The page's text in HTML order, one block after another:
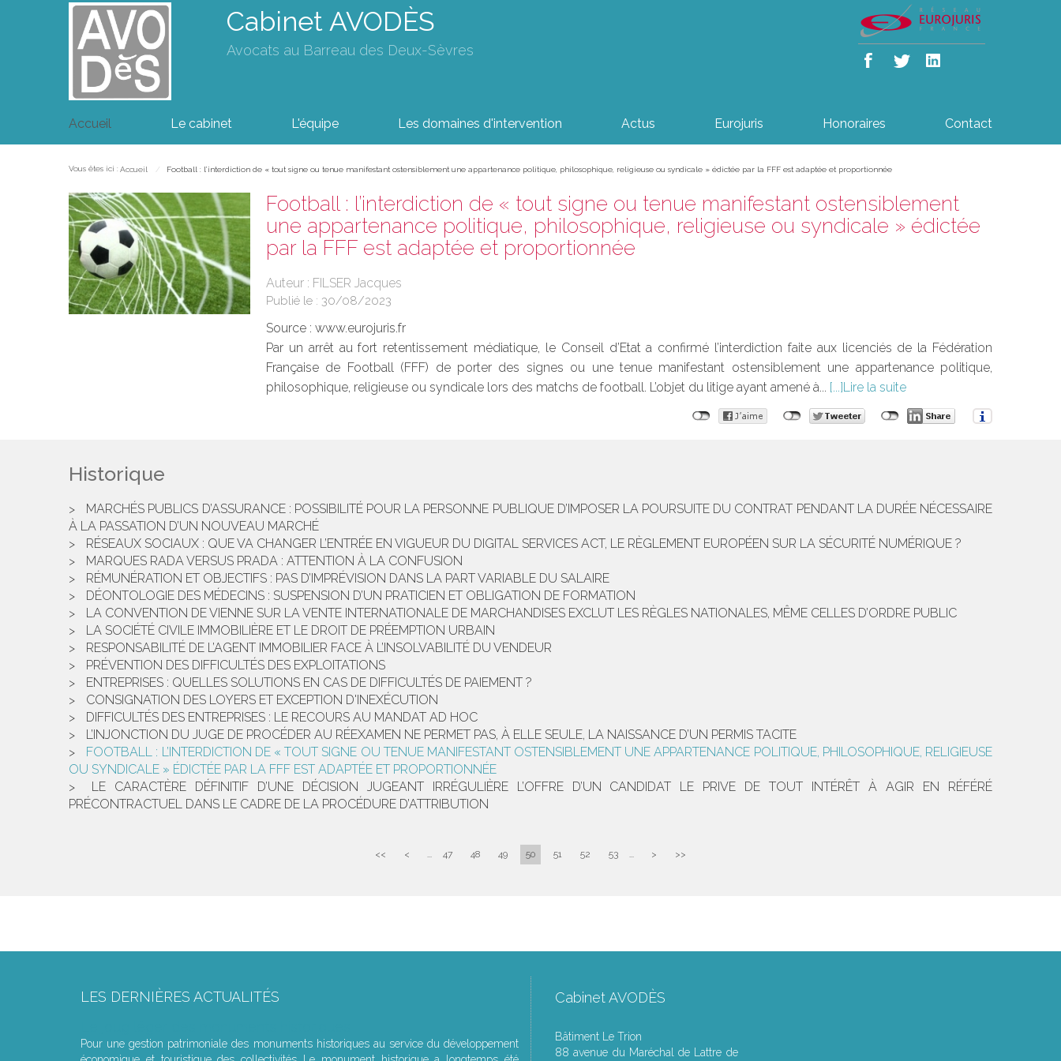
Cabinet AVODÈS
Avocats au Barreau des Deux-Sèvres
Accueil Le cabinet L'équipe Les domaines d'intervention Actus Eurojuris Honoraires Contact
Vous êtes ici : Accueil Football : l’interdiction de « tout signe ou tenue manifestant ostensiblement une appartenance politique, philosophique, religieuse ou syndicale » édictée par la FFF est adaptée et proportionnée
Football : l’interdiction de « tout signe ou tenue manifestant ostensiblement
une appartenance politique, philosophique, religieuse ou syndicale » édictée
par la FFF est adaptée et proportionnée
Auteur : FILSER Jacques
Publié le : 30/08/2023
Source : www.eurojuris.fr
Par un arrêt au fort retentissement médiatique, le Conseil d’Etat a confirmé l’interdiction faite aux licenciés de la Fédération
Française de Football (FFF) de porter des signes ou une tenue manifestant ostensiblement une appartenance politique,
philosophique, religieuse ou syndicale lors des matchs de football. L’objet du litige ayant amené à...
Lire la suite
Historique
MARCHÉS PUBLICS D’ASSURANCE : POSSIBILITÉ POUR LA PERSONNE PUBLIQUE D’IMPOSER LA POURSUITE DU CONTRAT PENDANT LA DURÉE NÉCESSAIRE
À LA PASSATION D’UN NOUVEAU MARCHÉ
RÉSEAUX SOCIAUX : QUE VA CHANGER L’ENTRÉE EN VIGUEUR DU DIGITAL SERVICES ACT, LE RÈGLEMENT EUROPÉEN SUR LA SÉCURITÉ NUMÉRIQUE ?
MARQUES RADA VERSUS PRADA : ATTENTION À LA CONFUSION
RÉMUNÉRATION ET OBJECTIFS : PAS D’IMPRÉVISION DANS LA PART VARIABLE DU SALAIRE
DÉONTOLOGIE DES MÉDECINS : SUSPENSION D’UN PRATICIEN ET OBLIGATION DE FORMATION
LA CONVENTION DE VIENNE SUR LA VENTE INTERNATIONALE DE MARCHANDISES EXCLUT LES RÈGLES NATIONALES, MÊME CELLES D’ORDRE PUBLIC
LA SOCIÉTÉ CIVILE IMMOBILIÈRE ET LE DROIT DE PRÉEMPTION URBAIN
RESPONSABILITÉ DE L’AGENT IMMOBILIER FACE À L’INSOLVABILITÉ DU VENDEUR
PRÉVENTION DES DIFFICULTÉS DES EXPLOITATIONS
ENTREPRISES : QUELLES SOLUTIONS EN CAS DE DIFFICULTÉS DE PAIEMENT ?
CONSIGNATION DES LOYERS ET EXCEPTION D'INEXÉCUTION
DIFFICULTÉS DES ENTREPRISES : LE RECOURS AU MANDAT AD HOC
L’INJONCTION DU JUGE DE PROCÉDER AU RÉEXAMEN NE PERMET PAS, À ELLE SEULE, LA NAISSANCE D’UN PERMIS TACITE
FOOTBALL : L’INTERDICTION DE « TOUT SIGNE OU TENUE MANIFESTANT OSTENSIBLEMENT UNE APPARTENANCE POLITIQUE, PHILOSOPHIQUE, RELIGIEUSE
OU SYNDICALE » ÉDICTÉE PAR LA FFF EST ADAPTÉE ET PROPORTIONNÉE
LE CARACTÈRE DÉFINITIF D’UNE DÉCISION JUGEANT IRRÉGULIÈRE L’OFFRE D’UN CANDIDAT LE PRIVE DE TOUT INTÉRÊT À AGIR EN RÉFÉRÉ
PRÉCONTRACTUEL DANS LE CADRE DE LA PROCÉDURE D’ATTRIBUTION
<< < ... 47 48 49 50 51 52 53 ... > >>
LES DERNIÈRES ACTUALITÉS
Pour une gestion patrimoniale des monuments historiques au service du développement
Cabinet AVODÈS
Bâtiment Le Trion
88 avenue du Maréchal de Lattre de